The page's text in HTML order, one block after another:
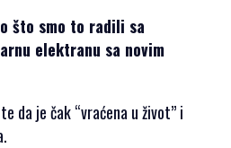
što smo to radili sa
elektranu sa novim
da je čak “vraćena u život” i